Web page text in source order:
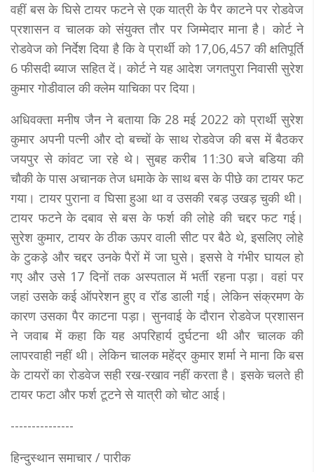
वहीं बस के घिसे टायर फटने से एक यात्री के पैर काटने पर रोडवेज
प्रशासन व चालक को संयुक्त तौर पर जिम्मेदार माना है। कोर्ट ने
रोडवेज को निर्देश दिया है कि वे प्रार्थी को 17,06,457 की क्षतिपूर्ति
6 फीसदी ब्याज सहित दें। कोर्ट ने यह आदेश जगतपुरा निवासी सुरेश
कुमार गोडीवाल की क्लेम याचिका पर दिया।
अधिवक्ता मनीष जैन ने बताया कि 28 मई 2022 को प्रार्थी सुरेश
कुमार अपनी पत्नी और दो बच्चों के साथ रोडवेज की बस में बैठकर
जयपुर से कांवट जा रहे थे। सुबह करीब 11:30 बजे बडिया की
चौकी के पास अचानक तेज धमाके के साथ बस के पीछे का टायर फट
गया। टायर पुराना व घिसा हुआ था व उसकी रबड़ उखड़ चुकी थी।
टायर फटने के दबाव से बस के फर्श की लोहे की चद्दर फट गई।
सुरेश कुमार, टायर के ठीक ऊपर वाली सीट पर बैठे थे, इसलिए लोहे
के टुकड़े और चद्दर उनके पैरों में जा घुसे। इससे वे गंभीर घायल हो
गए और उसे 17 दिनों तक अस्पताल में भर्ती रहना पड़ा। वहां पर
जहां उसके कई ऑपरेशन हुए व रॉड डाली गई। लेकिन संक्रमण के
कारण उसका पैर काटना पड़ा। सुनवाई के दौरान रोडवेज प्रशासन
ने जवाब में कहा कि यह अपरिहार्य दुर्घटना थी और चालक की
लापरवाही नहीं थी। लेकिन चालक महेंद्र कुमार शर्मा ने माना कि बस
के टायरों का रोडवेज सही रख-रखाव नहीं करता है। इसके चलते ही
टायर फटा और फर्श टूटने से यात्री को चोट आई।
---------------
हिन्दुस्थान समाचार / पारीक